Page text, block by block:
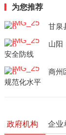
为您推荐
甘泉
山阳
安全防线
商州
规范化水平
政府机构 企业